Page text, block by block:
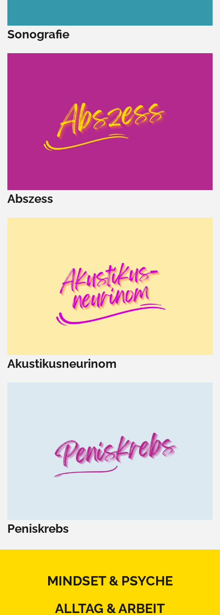
Sonografie
Abszess
Akustikusneurinom
Peniskrebs
MINDSET & PSYCHE
ALLTAG & ARBEIT